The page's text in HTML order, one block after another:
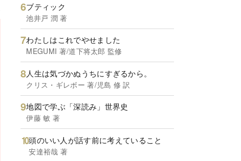
ブティック
池井戸 潤 著
わたしはこれでやせました
MEGUMI 著/道下将太郎 監修
人生は気づかぬうちにすぎるから。
クリス・ギレボー 著/児島 修 訳
地図で学ぶ「深読み」世界史
伊藤 敏 著
頭のいい人が話す前に考えていること
安達裕哉 著